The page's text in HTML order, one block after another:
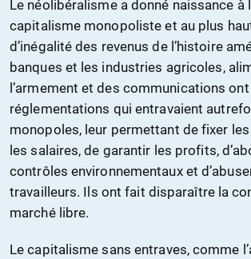
Le néolibéralisme a donné naissance à
capitalisme monopoliste et au plus
d’inégalité des revenus de l’histoire
banques et les industries agricoles,
l’armement et des communications
réglementations qui entravaient
monopoles, leur permettant de fixer
les salaires, de garantir les profits,
contrôles environnementaux et
travailleurs. Ils ont fait disparaître la
marché libre.
Le capitalisme sans entraves, comme